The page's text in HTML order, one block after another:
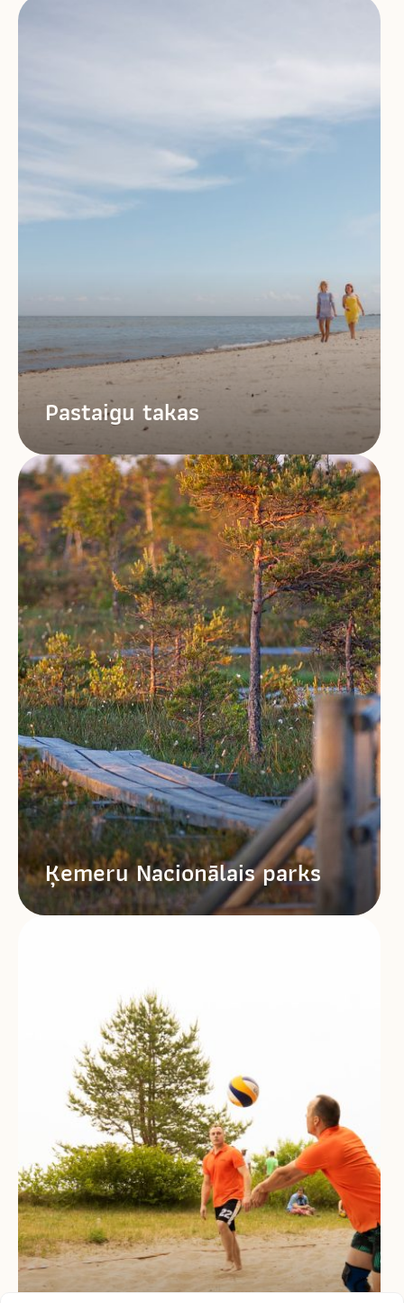
Pastaigu takas
Ķemeru Nacionālais parks